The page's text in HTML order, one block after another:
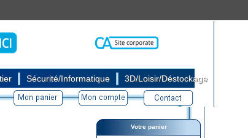
Sécurité/Informatique 3D/Loisir/Déstockage
Votre panier